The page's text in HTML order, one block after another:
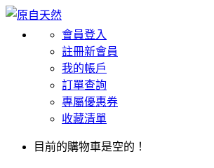
會員登入
註冊新會員
我的帳戶
訂單查詢
專屬優惠券
收藏清單
目前的購物車是空的！